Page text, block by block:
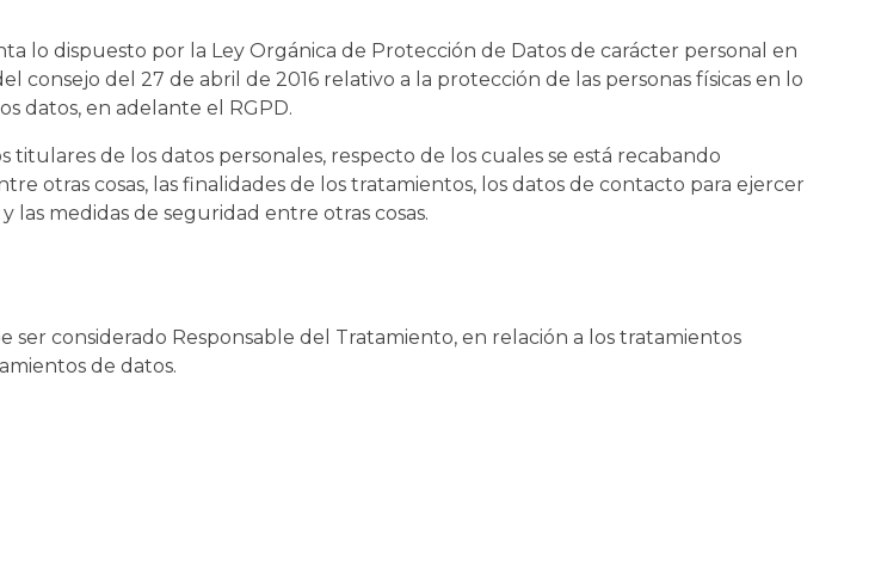
lo dispuesto por la Ley Orgánica de Protección de Datos de carácter personal en
del 27 de abril de 2016 relativo a la protección de las personas físicas en lo
datos, en adelante el RGPD.
de los datos personales, respecto de los cuales se está recabando
otras cosas, las finalidades de los tratamientos, los datos de contacto para ejercer
las medidas de seguridad entre otras cosas.
ser considerado Responsable del Tratamiento, en relación a los tratamientos
de datos.